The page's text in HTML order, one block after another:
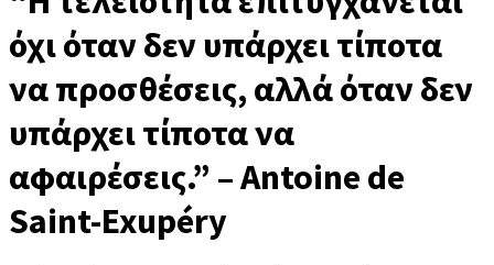
όχι όταν δεν υπάρχει τίποτα
να προσθέσεις, αλλά όταν δεν
υπάρχει τίποτα να
αφαιρέσεις.” – Antoine de
Saint-Exupéry